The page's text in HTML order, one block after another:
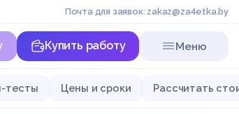
Почта для заявок: zakaz@za4etka.by
Купить работу Меню
тесты Цены и сроки Рассчитать